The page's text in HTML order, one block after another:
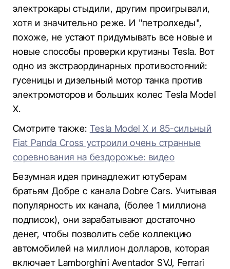
электрокары стыдили, другим проигрывали,
хотя и значительно реже. И "петролхеды",
похоже, не устают придумывать все новые и
новые способы проверки крутизны Tesla. Вот
одно из экстраординарных противостояний:
гусеницы и дизельный мотор танка против
электромоторов и больших колес Tesla Model
X.
Смотрите также: Tesla Model X и 85-сильный
Fiat Panda Cross устроили очень странные
соревнования на бездорожье: видео
Безумная идея принадлежит ютуберам
братьям Добре с канала Dobre Cars. Учитывая
популярность их канала, (более 1 миллиона
подписок), они зарабатывают достаточно
денег, чтобы позволить себе коллекцию
автомобилей на миллион долларов, которая
включает Lamborghini Aventador SVJ, Ferrari